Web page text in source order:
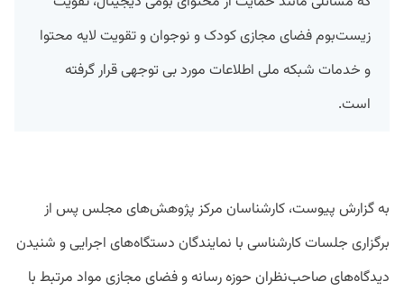
زیست‌بوم فضای مجازی کودک و نوجوان و تقویت لایه محتوا
و خدمات شبکه ملی اطلاعات مورد بی توجهی قرار گرفته
است.
به گزارش پیوست، کارشناسان مرکز پژوهش‌های مجلس پس از
برگزاری جلسات کارشناسی با نمایندگان دستگاه‌های اجرایی و شنیدن
دیدگاه‌های صاحب‌نظران حوزه رسانه و فضای مجازی مواد مرتبط با